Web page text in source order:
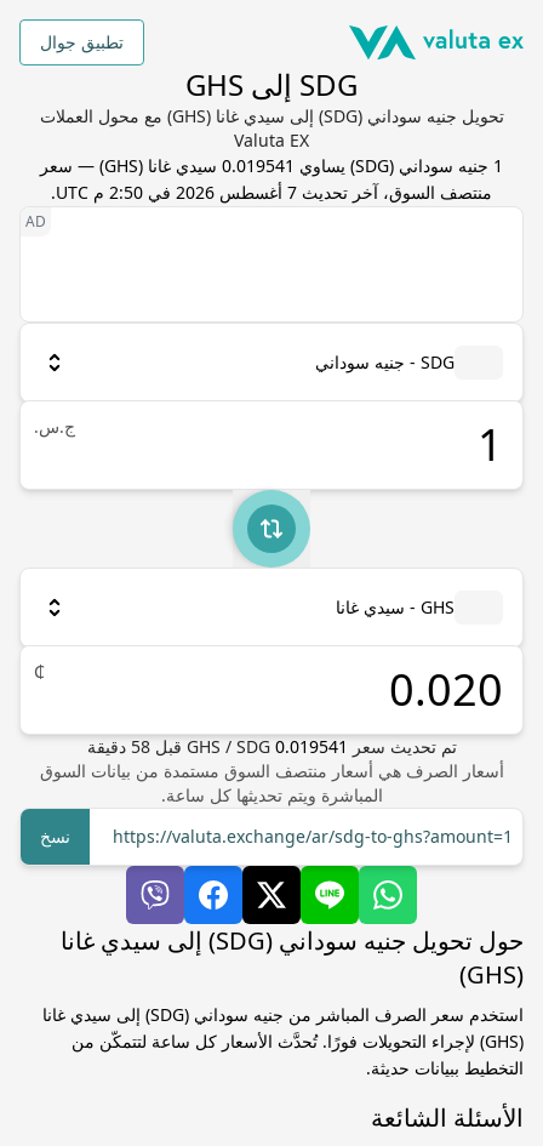
تطبيق جوال
SDG إلى GHS
تحويل جنيه سوداني (SDG) إلى سيدي غانا (GHS) مع محول العملات
Valuta EX
1 جنيه سوداني (
SDG) يساوي 0.019541 سيدي غانا (
GHS) — سعر
منتصف السوق، آخر تحديث 7 أغسطس 2026 في 2:50 م UTC .
SDG - جنيه سوداني
ج.س.
GHS - سيدي غانا
₵
تم تحديث سعر GHS / SDG 0.019541 قبل58 دقيقة
أسعار الصرف هي أسعار منتصف السوق مستمدة من بيانات السوق
المباشرة ويتم تحديثها كل ساعة.
https://valuta.exchange/ar/sdg-to-ghs?amount=1
نسخ
حول تحويل جنيه سوداني (SDG) إلى سيدي غانا
(GHS)
استخدم سعر الصرف المباشر من جنيه سوداني (SDG) إلى سيدي غانا
(GHS) لإجراء التحويلات فورًا. تُحدَّث الأسعار كل ساعة لتتمكّن من
التخطيط ببيانات حديثة.
الأسئلة الشائعة